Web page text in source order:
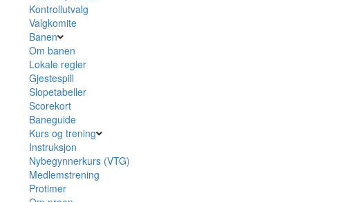
Kontrollutvalg
Valgkomite
Banen
Om banen
Lokale regler
Gjestespill
Slopetabeller
Scorekort
Baneguide
Kurs og trening
Instruksjon
Nybegynnerkurs (VTG)
Medlemstrening
Protimer